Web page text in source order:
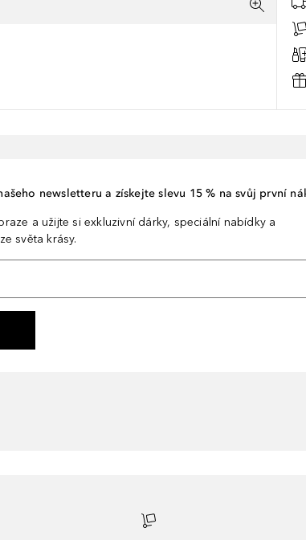
newsletteru a získejte slevu 15 % na svůj první
a užijte si exkluzivní dárky, speciální nabídky a
světa krásy.